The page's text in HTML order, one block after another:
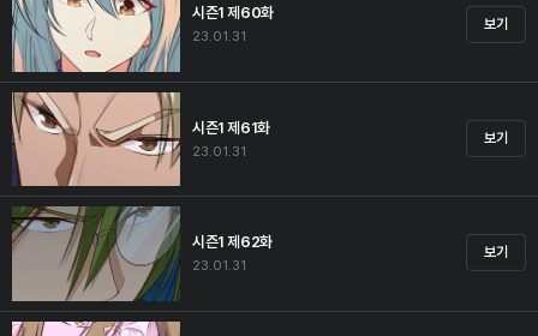
시즌1 제60화
23.01.31
보기
시즌1 제61화
23.01.31
보기
시즌1 제62화
23.01.31
보기